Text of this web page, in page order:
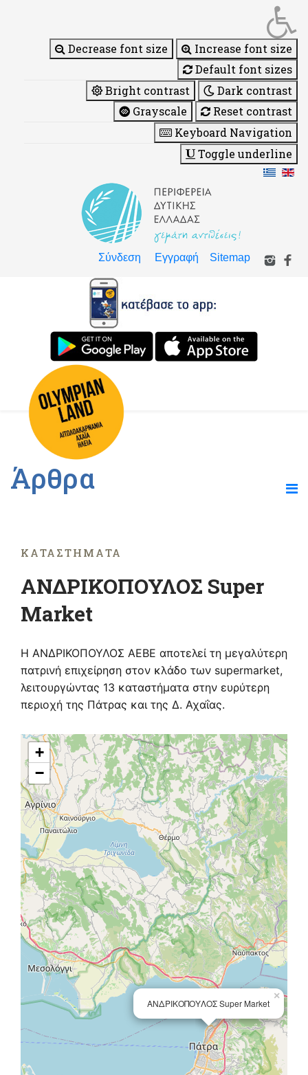
Decrease font size
Increase font size
Default font sizes
Bright contrast
Dark contrast
Grayscale
Reset contrast
Keyboard Navigation
Toggle underline
Σύνδεση Εγγραφή Sitemap
Άρθρα
ΚΑΤΑΣΤΉΜΑΤΑ
ΑΝΔΡΙΚΟΠΟΥΛΟΣ Super
Market
Η ΑΝΔΡΙΚΟΠΟΥΛΟΣ ΑΕΒΕ αποτελεί τη μεγαλύτερη
πατρινή επιχείρηση στον κλάδο των supermarket,
λειτουργώντας 13 καταστήματα στην ευρύτερη
περιοχή της Πάτρας και της Δ. Αχαΐας.
ΑΝΔΡΙΚΟΠΟΥΛΟΣ Super Market
×
+
−